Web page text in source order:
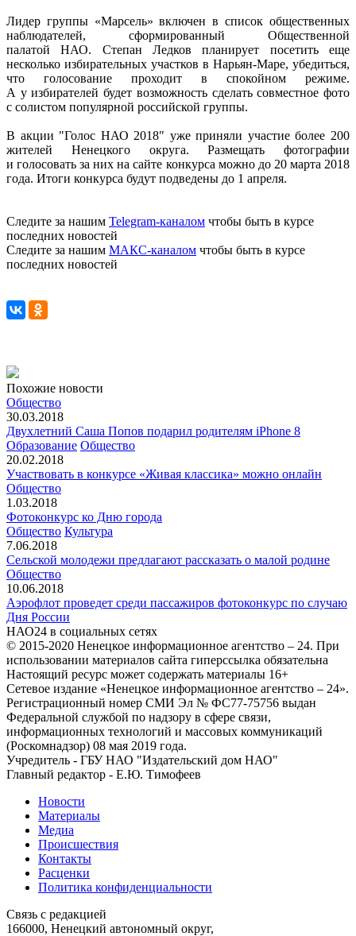
Лидер группы «Марсель» включен в список общественных
наблюдателей, сформированный Общественной
палатой НАО. Степан Ледков планирует посетить еще
несколько избирательных участков в Нарьян-Маре, убедиться,
что голосование проходит в спокойном режиме.
А у избирателей будет возможность сделать совместное фото
с солистом популярной российской группы.
В акции "Голос НАО 2018" уже приняли участие более 200
жителей Ненецкого округа. Размещать фотографии
и голосовать за них на сайте конкурса можно до 20 марта 2018
года. Итоги конкурса будут подведены до 1 апреля.
Следите за нашим Telegram-каналом чтобы быть в курсе
последних новостей
Следите за нашим МАКС-каналом чтобы быть в курсе
последних новостей
Похожие новости
Общество
30.03.2018
Двухлетний Саша Попов подарил родителям iPhone 8
Образование Общество
20.02.2018
Участвовать в конкурсе «Живая классика» можно онлайн
Общество
1.03.2018
Фотоконкурс ко Дню города
Общество Культура
7.06.2018
Сельской молодежи предлагают рассказать о малой родине
Общество
10.06.2018
Аэрофлот проведет среди пассажиров фотоконкурс по случаю
Дня России
НАО24 в социальных сетях
© 2015-2020 Ненецкое информационное агентство – 24. При
использовании материалов сайта гиперссылка обязательна
Настоящий ресурс может содержать материалы 16+
Сетевое издание «Ненецкое информационное агентство – 24».
Регистрационный номер СМИ Эл № ФС77-75756 выдан
Федеральной службой по надзору в сфере связи,
информационных технологий и массовых коммуникаций
(Роскомнадзор) 08 мая 2019 года.
Учредитель - ГБУ НАО "Издательский дом НАО"
Главный редактор - Е.Ю. Тимофеев
Новости
Материалы
Медиа
Происшествия
Контакты
Расценки
Политика конфиденциальности
Связь с редакцией
166000, Ненецкий автономный округ,